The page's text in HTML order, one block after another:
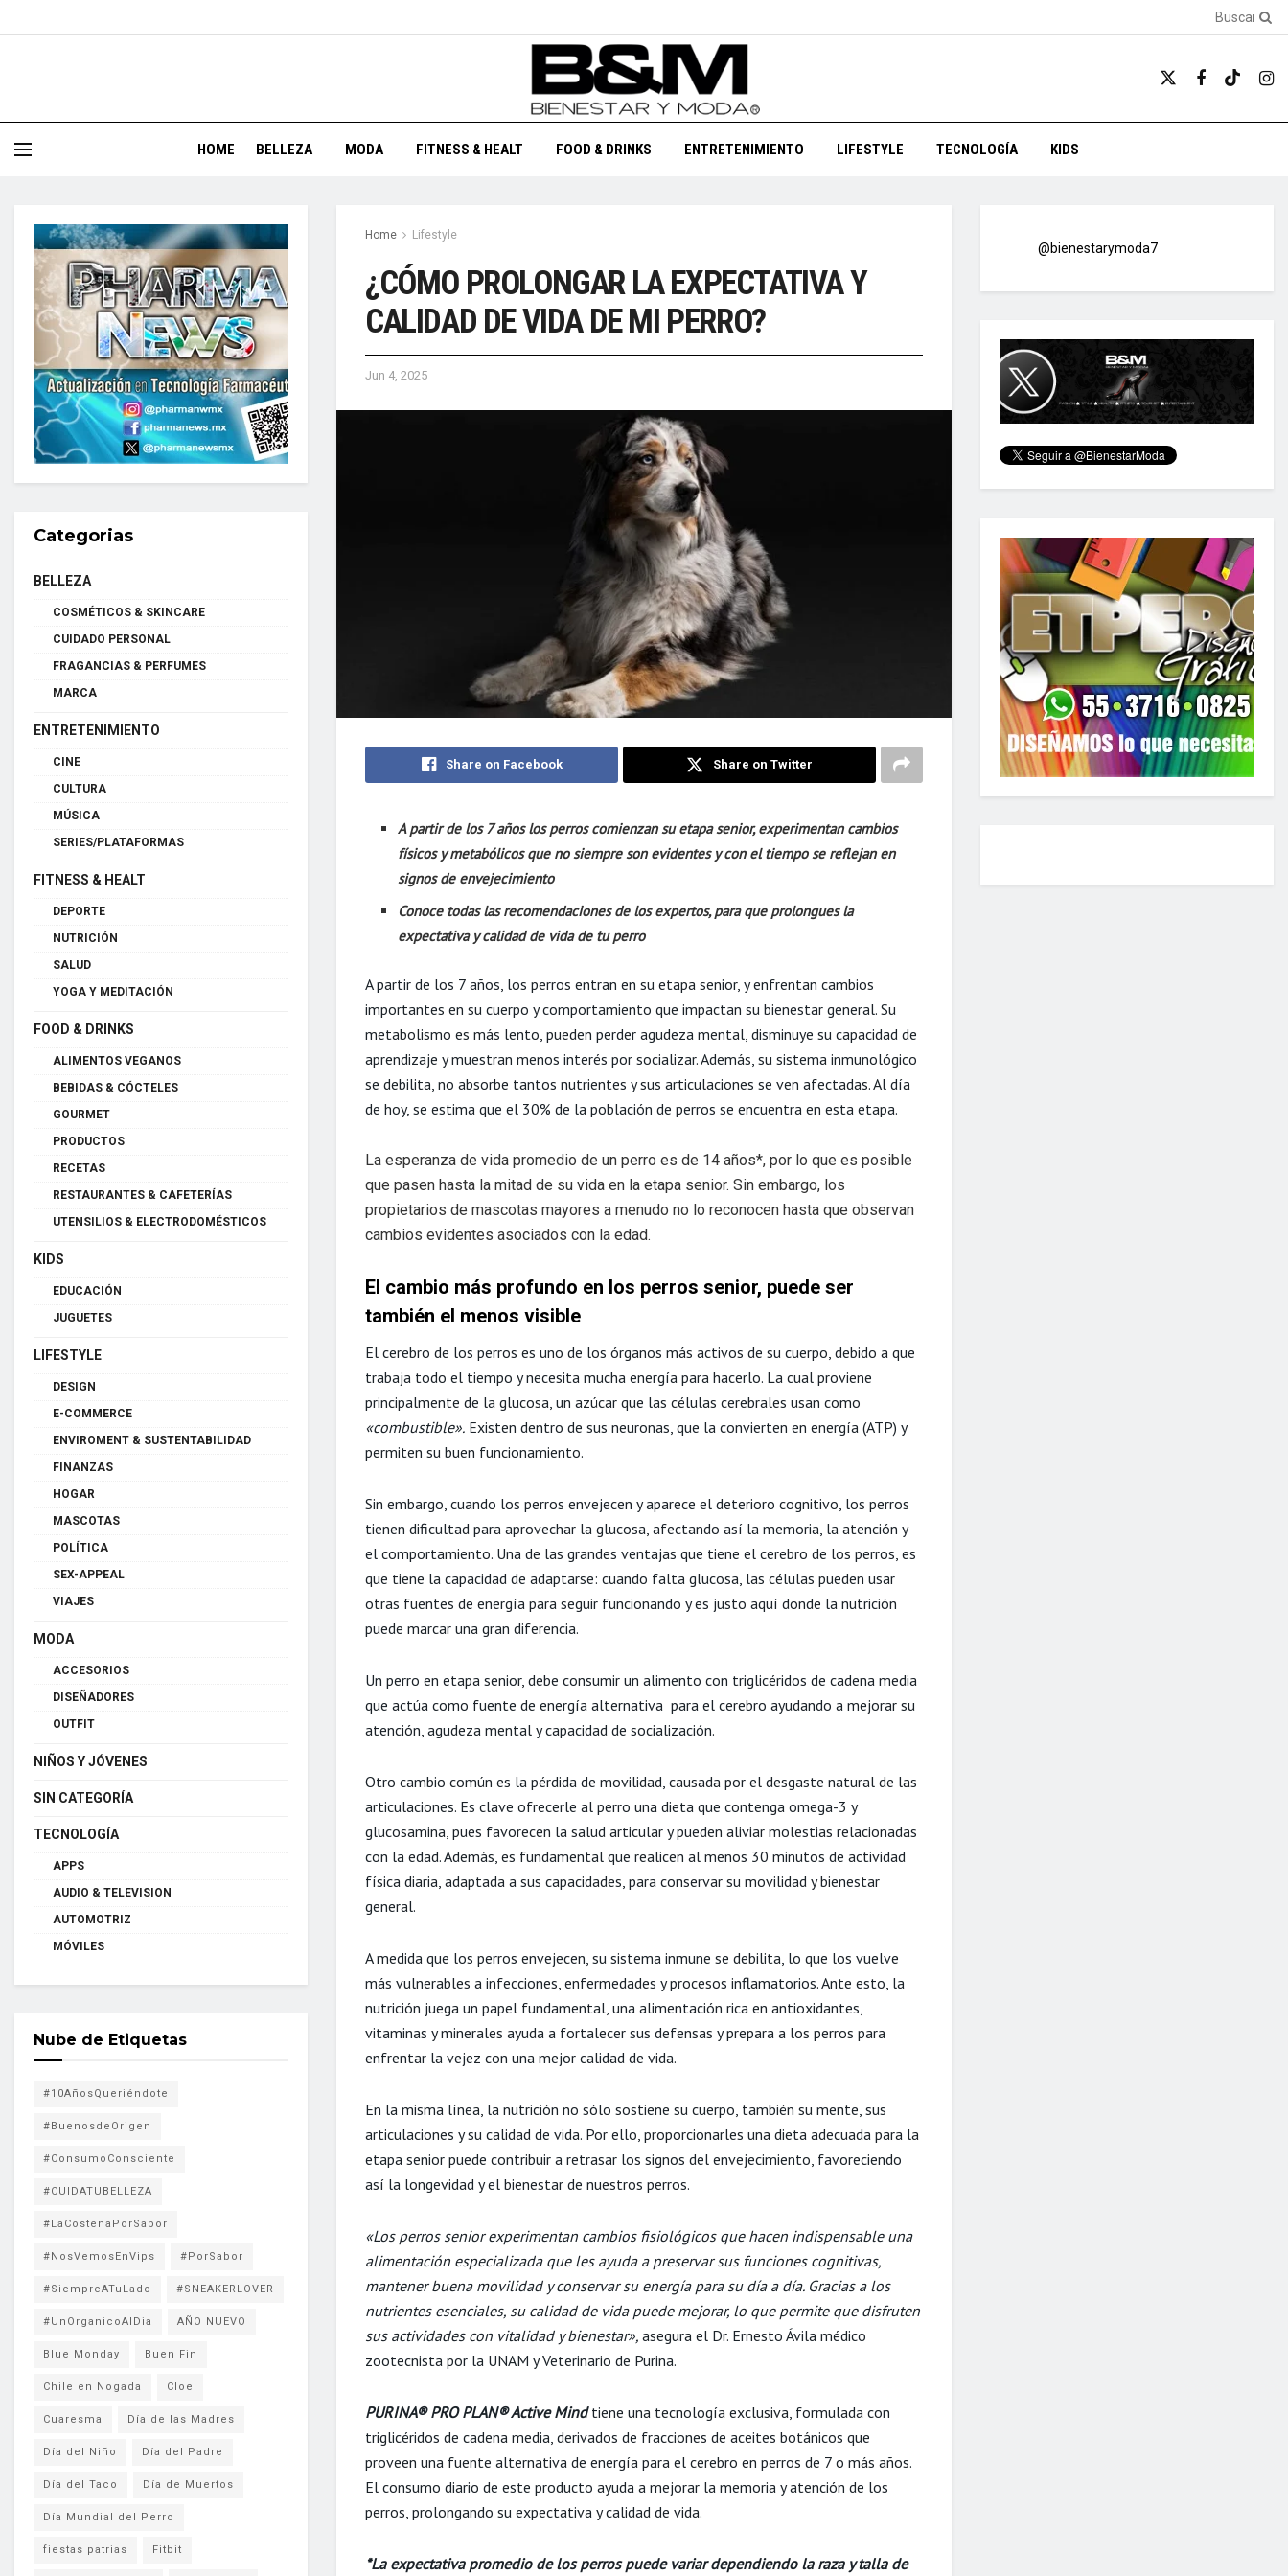
HOME BELLEZA MODA FITNESS & HEALT FOOD & DRINKS ENTRETENIMIENTO LIFESTYLE TECNOLOGÍA KIDS
Home Lifestyle
¿CÓMO PROLONGAR LA EXPECTATIVA Y
CALIDAD DE VIDA DE MI PERRO?
Jun 4, 2025
Share on Facebook Share on Twitter
A partir de los 7 años los perros comienzan su etapa senior, experimentan cambios
físicos y metabólicos que no siempre son evidentes y con el tiempo se reflejan en
signos de envejecimiento
Conoce todas las recomendaciones de los expertos, para que prolongues la
expectativa y calidad de vida de tu perro
A partir de los 7 años, los perros entran en su etapa senior, y enfrentan cambios
importantes en su cuerpo y comportamiento que impactan su bienestar general. Su
metabolismo es más lento, pueden perder agudeza mental, disminuye su capacidad de
aprendizaje y muestran menos interés por socializar. Además, su sistema inmunológico
se debilita, no absorbe tantos nutrientes y sus articulaciones se ven afectadas. Al día
de hoy, se estima que el 30% de la población de perros se encuentra en esta etapa.
La esperanza de vida promedio de un perro es de 14 años*, por lo que es posible
que pasen hasta la mitad de su vida en la etapa senior. Sin embargo, los
propietarios de mascotas mayores a menudo no lo reconocen hasta que observan
cambios evidentes asociados con la edad.
El cambio más profundo en los perros senior, puede ser
también el menos visible
El cerebro de los perros es uno de los órganos más activos de su cuerpo, debido a que
trabaja todo el tiempo y necesita mucha energía para hacerlo. La cual proviene
principalmente de la glucosa, un azúcar que las células cerebrales usan como
«combustible». Existen dentro de sus neuronas, que la convierten en energía (ATP) y
permiten su buen funcionamiento.
Sin embargo, cuando los perros envejecen y aparece el deterioro cognitivo, los perros
tienen dificultad para aprovechar la glucosa, afectando así la memoria, la atención y
el comportamiento. Una de las grandes ventajas que tiene el cerebro de los perros, es
que tiene la capacidad de adaptarse: cuando falta glucosa, las células pueden usar
otras fuentes de energía para seguir funcionando y es justo aquí donde la nutrición
puede marcar una gran diferencia.
Un perro en etapa senior, debe consumir un alimento con triglicéridos de cadena media
que actúa como fuente de energía alternativa para el cerebro ayudando a mejorar su
atención, agudeza mental y capacidad de socialización.
Otro cambio común es la pérdida de movilidad, causada por el desgaste natural de las
articulaciones. Es clave ofrecerle al perro una dieta que contenga omega-3 y
glucosamina, pues favorecen la salud articular y pueden aliviar molestias relacionadas
con la edad. Además, es fundamental que realicen al menos 30 minutos de actividad
física diaria, adaptada a sus capacidades, para conservar su movilidad y bienestar
general.
A medida que los perros envejecen, su sistema inmune se debilita, lo que los vuelve
más vulnerables a infecciones, enfermedades y procesos inflamatorios. Ante esto, la
nutrición juega un papel fundamental, una alimentación rica en antioxidantes,
vitaminas y minerales ayuda a fortalecer sus defensas y prepara a los perros para
enfrentar la vejez con una mejor calidad de vida.
En la misma línea, la nutrición no sólo sostiene su cuerpo, también su mente, sus
articulaciones y su calidad de vida. Por ello, proporcionarles una dieta adecuada para la
etapa senior puede contribuir a retrasar los signos del envejecimiento, favoreciendo
así la longevidad y el bienestar de nuestros perros.
«Los perros senior experimentan cambios fisiológicos que hacen indispensable una
alimentación especializada que les ayuda a preservar sus funciones cognitivas,
mantener buena movilidad y conservar su energía para su día a día. Gracias a los
nutrientes esenciales, su calidad de vida puede mejorar, lo que permite que disfruten
sus actividades con vitalidad y bienestar», asegura el Dr. Ernesto Ávila médico
zootecnista por la UNAM y Veterinario de Purina.
PURINA® PRO PLAN® Active Mind tiene una tecnología exclusiva, formulada con
triglicéridos de cadena media, derivados de fracciones de aceites botánicos que
proveen una fuente alternativa de energía para el cerebro en perros de 7 o más años.
El consumo diario de este producto ayuda a mejorar la memoria y atención de los
perros, prolongando su expectativa y calidad de vida.
*La expectativa promedio de los perros puede variar dependiendo la raza y talla de
Categorias
BELLEZA
COSMÉTICOS & SKINCARE
CUIDADO PERSONAL
FRAGANCIAS & PERFUMES
MARCA
ENTRETENIMIENTO
CINE
CULTURA
MÚSICA
SERIES/PLATAFORMAS
FITNESS & HEALT
DEPORTE
NUTRICIÓN
SALUD
YOGA Y MEDITACIÓN
FOOD & DRINKS
ALIMENTOS VEGANOS
BEBIDAS & CÓCTELES
GOURMET
PRODUCTOS
RECETAS
RESTAURANTES & CAFETERÍAS
UTENSILIOS & ELECTRODOMÉSTICOS
KIDS
EDUCACIÓN
JUGUETES
LIFESTYLE
DESIGN
E-COMMERCE
ENVIROMENT & SUSTENTABILIDAD
FINANZAS
HOGAR
MASCOTAS
POLÍTICA
SEX-APPEAL
VIAJES
MODA
ACCESORIOS
DISEÑADORES
OUTFIT
NIÑOS Y JÓVENES
SIN CATEGORÍA
TECNOLOGÍA
APPS
AUDIO & TELEVISION
AUTOMOTRIZ
MÓVILES
Nube de Etiquetas
#10AñosQueriéndote
#BuenosdeOrigen
#ConsumoConsciente
#CUIDATUBELLEZA
#LaCosteñaPorSabor
#NosVemosEnVips #PorSabor
#SiempreATuLado #SNEAKERLOVER
#UnOrganicoAlDia AÑO NUEVO
Blue Monday Buen Fin
Chile en Nogada Cloe
Cuaresma Día de las Madres
Día del Niño Día del Padre
Día del Taco Día de Muertos
Día Mundial del Perro
fiestas patrias Fitbit
@bienestarymoda7